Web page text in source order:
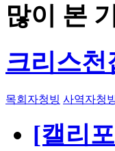
많이 본
크리스천
목회자청빙 사역자청
[캘리